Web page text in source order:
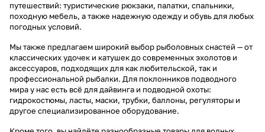
путешествий: туристические рюкзаки, палатки, спальники,
походную мебель, а также надежную одежду и обувь для любых
погодных условий.
Мы также предлагаем широкий выбор рыболовных снастей — от
классических удочек и катушек до современных эхолотов и
аксессуаров, подходящих для как любительской, так и
профессиональной рыбалки. Для поклонников подводного
мира у нас есть всё для дайвинга и подводной охоты:
гидрокостюмы, ласты, маски, трубки, баллоны, регуляторы и
другое специализированное оборудование.